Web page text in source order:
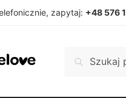
zapytaj: +48 576
Szukaj